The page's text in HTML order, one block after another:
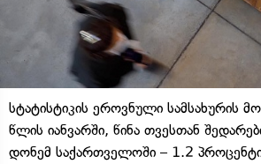
სტატისტიკის ეროვნული სამსახურის
წლის იანვარში, წინა თვესთან
დონემ საქართველოში – 1.2